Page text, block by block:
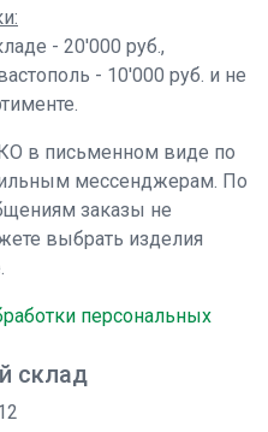
- 20'000 руб.,
- 10'000 руб. и не
в письменном виде по
мессенджерам. По
заказы не
выбрать изделия
персональных
склад